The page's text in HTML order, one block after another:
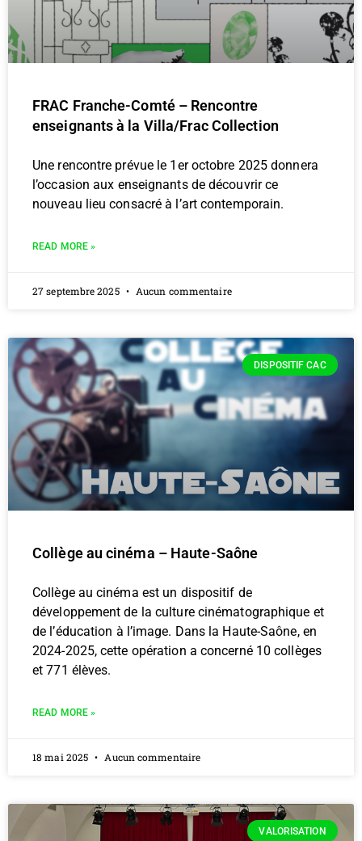
FRAC Franche-Comté – Rencontre
enseignants à la Villa/Frac Collection
Une rencontre prévue le 1er octobre 2025 donnera
l’occasion aux enseignants de découvrir ce
nouveau lieu consacré à l’art contemporain.
READ MORE »
27 septembre 2025 Aucun commentaire
DISPOSITIF CAC
Collège au cinéma – Haute-Saône
Collège au cinéma est un dispositif de
développement de la culture cinématographique et
de l’éducation à l’image. Dans la Haute-Saône, en
2024-2025, cette opération a concerné 10 collèges
et 771 élèves.
READ MORE »
18 mai 2025 Aucun commentaire
VALORISATION